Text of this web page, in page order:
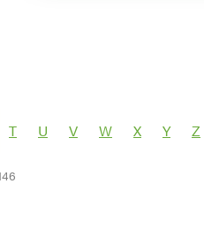
T U V W X Y Z